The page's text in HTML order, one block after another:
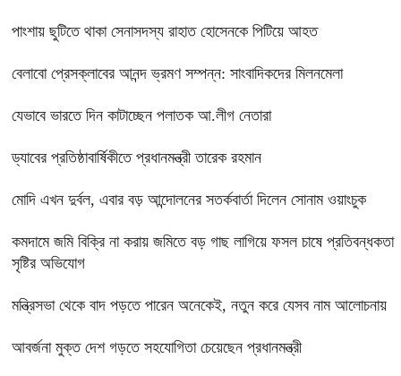
পাংশায় ছুটিতে থাকা সেনাসদস্য রাহাত হোসেনকে পিটিয়ে আহত
বেলাবো প্রেসক্লাবের আনন্দ ভ্রমণ সম্পন্ন: সাংবাদিকদের মিলনমেলা
যেভাবে ভারতে দিন কাটাচ্ছেন পলাতক আ.লীগ নেতারা
ড্যাবের প্রতিষ্ঠাবার্ষিকীতে প্রধানমন্ত্রী তারেক রহমান
মোদি এখন দুর্বল, এবার বড় আন্দোলনের সতর্কবার্তা দিলেন সোনাম ওয়াংচুক
কমদামে জমি বিক্রি না করায় জমিতে বড় গাছ লাগিয়ে ফসল চাষে প্রতিবন্ধকতা
সৃষ্টির অভিযোগ
মন্ত্রিসভা থেকে বাদ পড়তে পারেন অনেকেই, নতুন করে যেসব নাম আলোচনায়
আবর্জনা মুক্ত দেশ গড়তে সহযোগিতা চেয়েছেন প্রধানমন্ত্রী